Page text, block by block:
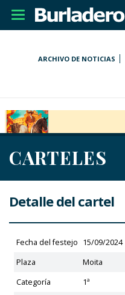
Desplegar
navegación
ARCHIVO DE NOTICIAS
CARTELES
Detalle del cartel
Fecha del festejo 15/09/2024
Plaza
Moita
Categoría
1ª